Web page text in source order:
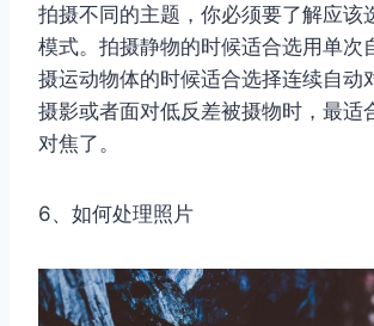
拍摄不同的主题，你必须要了解应该
模式。拍摄静物的时候适合选用单次
摄运动物体的时候适合选择连续自动
摄影或者面对低反差被摄物时，最适
对焦了。
6、如何处理照片